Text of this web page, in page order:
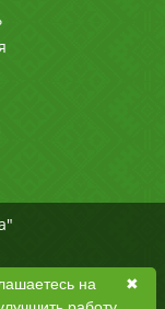
✖
на